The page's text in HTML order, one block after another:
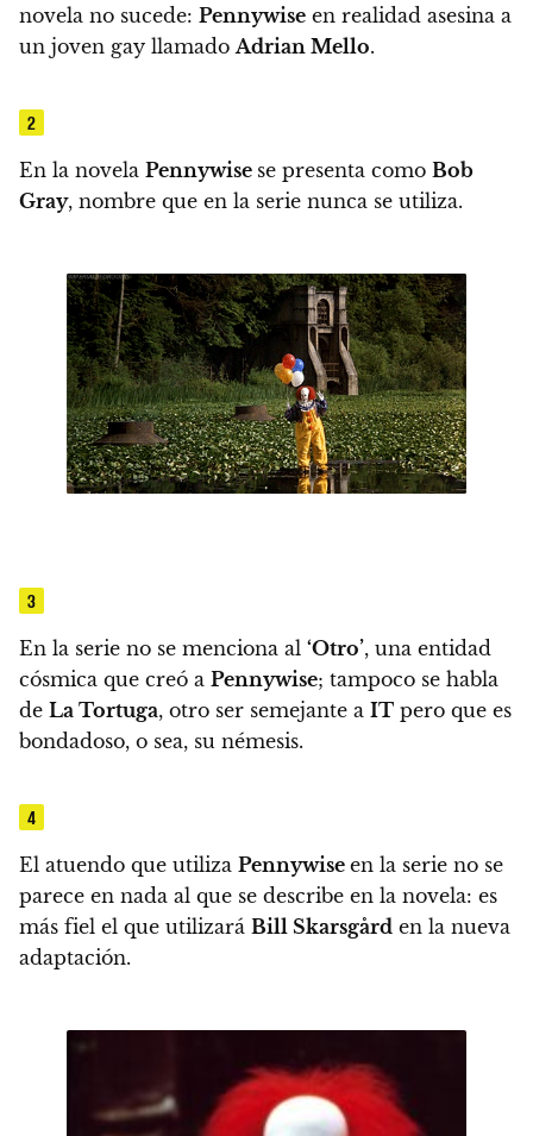
novela no sucede: Pennywise en realidad asesina a
un joven gay llamadoAdrian Mello.
2
En la novela Pennywise se presenta como Bob
Gray, nombre que en la serie nunca se utiliza.
3
En la serie no se menciona al ‘Otro’, una entidad
cósmica que creó a Pennywise; tampoco se habla
de La Tortuga, otro ser semejante a IT pero que es
bondadoso, o sea, su némesis.
4
El atuendo que utiliza Pennywise en la serie no se
parece en nada al que se describe en la novela: es
más fiel el que utilizará Bill Skarsgård en la nueva
adaptación.